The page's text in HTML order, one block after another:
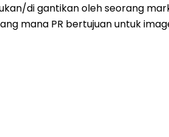
di gantikan oleh seorang
mana PR bertujuan untuk